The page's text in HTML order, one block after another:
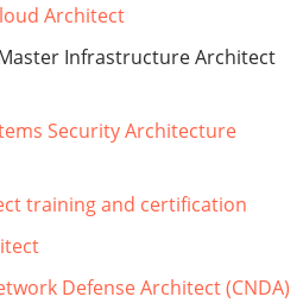
Architect
Infrastructure Architect
Security Architecture
training and certification
Defense Architect (CNDA)